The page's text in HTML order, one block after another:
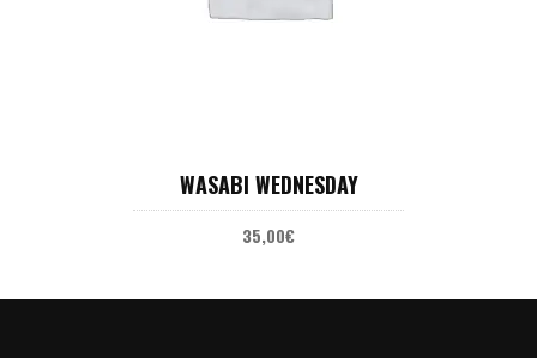
WASABI WEDNESDAY
35,00€